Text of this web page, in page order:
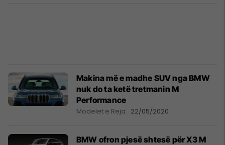
Makina më e madhe SUV nga BMW
nuk do ta ketë tretmanin M
Performance
Modelet e Reja 22/05/2020
BMW ofron pjesë shtesë për X3 M